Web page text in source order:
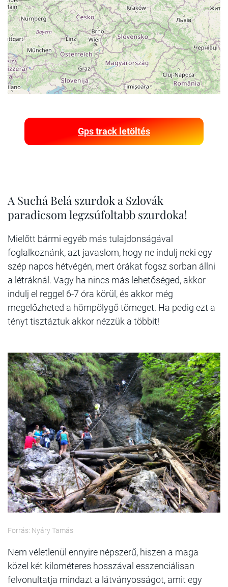
Gps track letöltés
A Suchá Belá szurdok a Szlovák
paradicsom legzsúfoltabb szurdoka!
Mielőtt bármi egyéb más tulajdonságával
foglalkoznánk, azt javaslom, hogy ne indulj neki egy
szép napos hétvégén, mert órákat fogsz sorban állni
a létráknál. Vagy ha nincs más lehetőséged, akkor
indulj el reggel 6-7 óra körül, és akkor még
megelőzheted a hömpölygő tömeget. Ha pedig ezt a
tényt tisztáztuk akkor nézzük a többit!
Forrás: Nyáry Tamás
Nem véletlenül ennyire népszerű, hiszen a maga
közel két kilométeres hosszával esszenciálisan
felvonultatja mindazt a látványosságot, amit egy